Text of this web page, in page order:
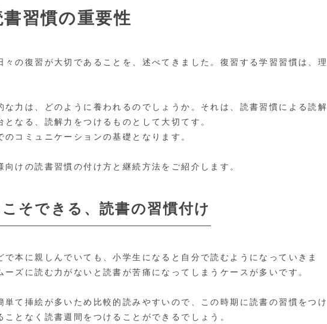
習慣の重要性
の復習が大切であることを、述べてきました。復習する学習習慣は、理
な力は、どのように養われるのでしょうか。それは、読書習慣による読解
なる、読解力をつけるものとして大切てす。
コミュニケーションの基礎となります。
けの読書習慣の付け方と継続方法をご紹介します。
そできる、読書の習慣付け
本に親しんでいても、小学生になると自分で読むようになっていきま
ズに読む力がないと読書が苦痛になってしまうケースが多いです。
て挿絵が多いため比較的読みやすいので、この時期に読書の習慣をつけ
となく読書週間をつけることができるでしょう。